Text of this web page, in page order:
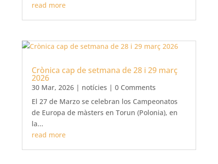
read more
Crònica cap de setmana de 28 i 29 març
2026
30 Mar, 2026| notícies | 0 Comments
El 27 de Marzo se celebran los Campeonatos
de Europa de màsters en Torun (Polonia), en
la...
read more